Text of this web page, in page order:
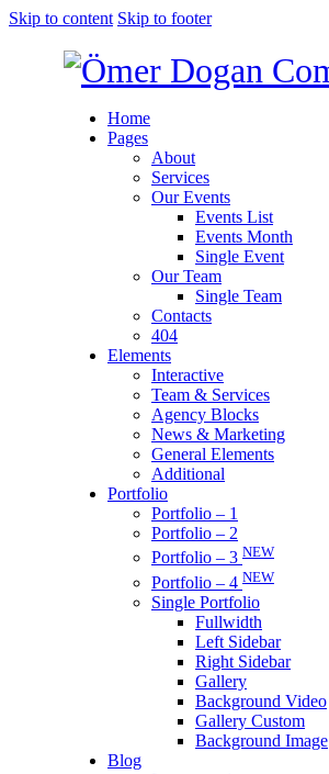
Skip to content Skip to footer
Home
Pages
About
Services
Our Events
Events List
Events Month
Single Event
Our Team
Single Team
Contacts
404
Elements
Interactive
Team & Services
Agency Blocks
News & Marketing
General Elements
Additional
Portfolio
Portfolio – 1
Portfolio – 2
Portfolio – 3 NEW
Portfolio – 4 NEW
Single Portfolio
Fullwidth
Left Sidebar
Right Sidebar
Gallery
Background Video
Gallery Custom
Background Image
Blog